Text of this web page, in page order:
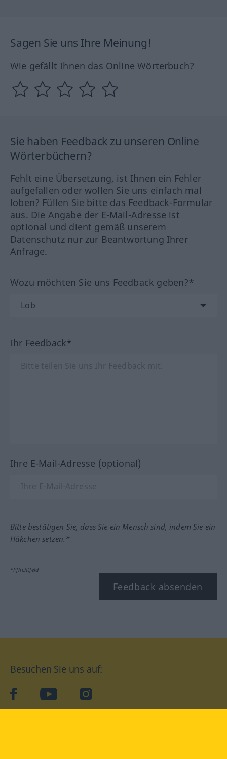
Sagen Sie uns Ihre Meinung!
Wie gefällt Ihnen das Online Wörterbuch?
Sie haben Feedback zu unseren Online
Wörterbüchern?
Fehlt eine Übersetzung, ist Ihnen ein Fehler
aufgefallen oder wollen Sie uns einfach mal
loben? Füllen Sie bitte das Feedback-Formular
aus. Die Angabe der E-Mail-Adresse ist
optional und dient gemäß unserem
Datenschutz nur zur Beantwortung Ihrer
Anfrage.
Wozu möchten Sie uns Feedback geben?*
Ihr Feedback*
Ihre E-Mail-Adresse (optional)
Bitte bestätigen Sie, dass Sie ein Mensch sind, indem Sie ein
Häkchen setzen.*
*Pflichtfeld
Feedback absenden
Besuchen Sie uns auf:
facebookYouTube Instagram